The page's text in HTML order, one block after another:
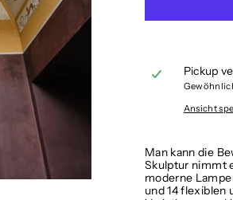
Pickup
Ansicht
Man kann die
Skulptur nimmt
moderne
und 14 flexiblen